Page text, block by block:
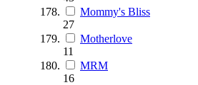
Mommy's Bliss
27
Motherlove
11
MRM
16